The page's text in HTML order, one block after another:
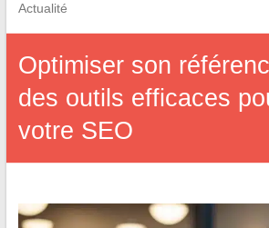
Actualité
Optimiser son
des outils efficaces
votre SEO